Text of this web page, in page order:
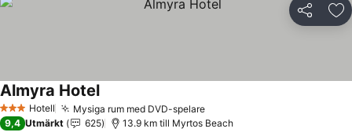
Dela
3 StjärnorHotell Mysiga rum med DVD-spelareSe priser
Almyra HotelSe priser
9,4 Utmärkt 625 13.9 km till Myrtos Beach